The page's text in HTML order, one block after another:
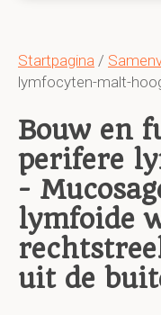
Startpagina /
lymfocyten-malt-
Bouw en
perifere
-
lymfoide
uit de